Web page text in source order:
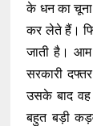
के धन का
कर लेते हैं।
जाती है।
सरकारी
उसके बाद
बहुत बड़ी